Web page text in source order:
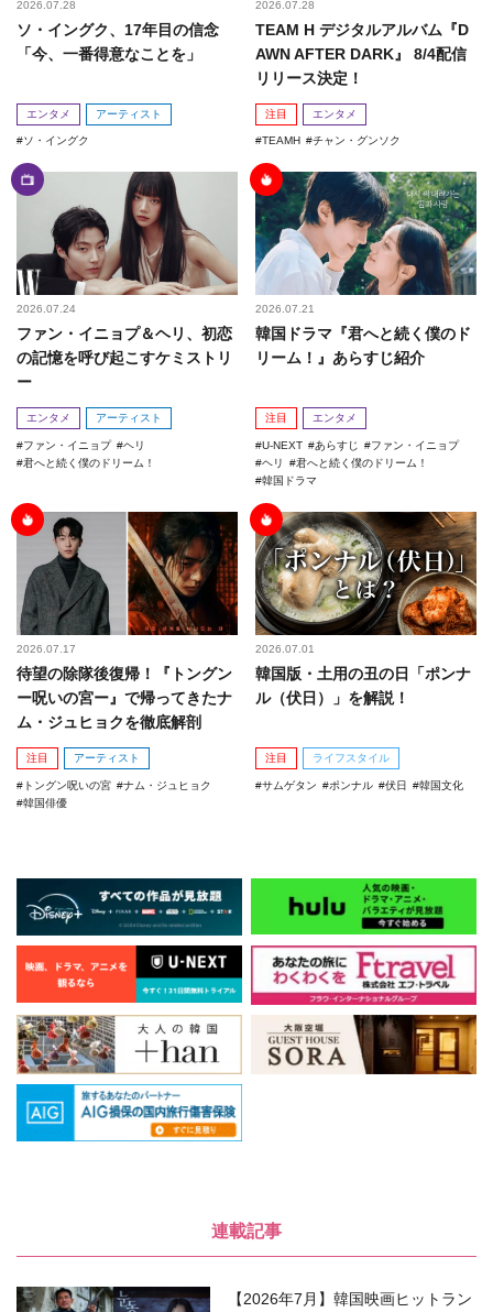
2026.07.28
ソ・イングク、17年目の信念
「今、一番得意なことを」
エンタメ アーティスト
ソ・イングク
2026.07.28
TEAM H デジタルアルバム『D
AWN AFTER DARK』 8/4配信
リリース決定！
注目 エンタメ
TEAMH チャン・グンソク
2026.07.24
ファン・イニョプ＆ヘリ、初恋
の記憶を呼び起こすケミストリ
ー
エンタメ アーティスト
ファン・イニョプ
ヘリ
君へと続く僕のドリーム！
2026.07.21
韓国ドラマ『君へと続く僕のド
リーム！』あらすじ紹介
注目 エンタメ
U-NEXT あらすじ
ファン・イニョプ
ヘリ
君へと続く僕のドリーム！
韓国ドラマ
2026.07.17
待望の除隊後復帰！『トングン
ー呪いの宮ー』で帰ってきたナ
ム・ジュヒョクを徹底解剖
注目 アーティスト
トングン呪いの宮
ナム・ジュヒョク
韓国俳優
2026.07.01
韓国版・土用の丑の日「ポンナ
ル（伏日）」を解説！
注目 ライフスタイル
サムゲタン ポンナル 伏日 韓国文化
連載記事
【2026年7月】韓国映画ヒットラン